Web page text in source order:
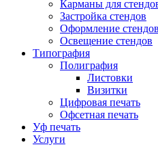
Карманы для
Застройка стендов
Оформление стендов
Освещение стендов
Типография
Полиграфия
Листовки
Визитки
Цифровая печать
Офсетная печать
Уф печать
Услуги